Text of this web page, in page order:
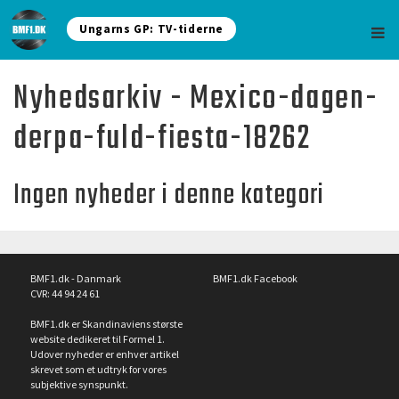
Ungarns GP: TV-tiderne
Nyhedsarkiv - Mexico-dagen-
derpa-fuld-fiesta-18262
Ingen nyheder i denne kategori
BMF1.dk - Danmark
CVR: 44 94 24 61
BMF1.dk er Skandinaviens største
website dedikeret til Formel 1.
Udover nyheder er enhver artikel
skrevet som et udtryk for vores
subjektive synspunkt.
BMF1.dk Facebook